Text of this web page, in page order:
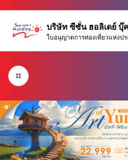
บริษัท ซีซั่น ฮอลิเดย์ บุ๊
ใบอนุญาตการท่องเที่ยวแห่งปร